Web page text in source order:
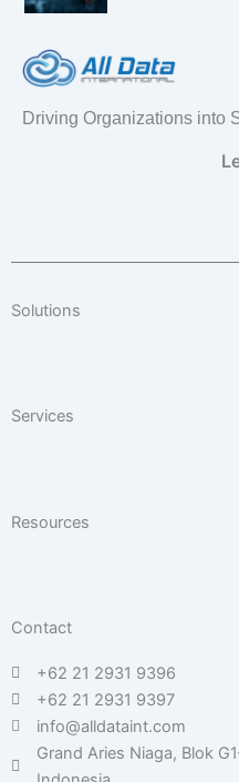
Driving Organizations into
Solutions
Services
Resources
Contact
+62 21 2931 9396
+62 21 2931 9397
info@alldataint.com
Grand Aries Niaga, Blok